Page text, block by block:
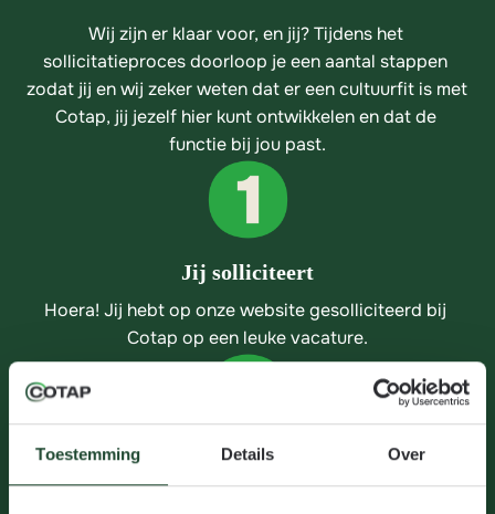
Toestemming Details Over
Wij zijn er klaar voor, en jij? Tijdens het
sollicitatieproces doorloop je een aantal stappen
zodat jij en wij zeker weten dat er een cultuurfit is met
Cotap, jij jezelf hier kunt ontwikkelen en dat de
functie bij jou past.
Jij solliciteert
Hoera! Jij hebt op onze website gesolliciteerd bij
Cotap op een leuke vacature.
Telefonisch interview